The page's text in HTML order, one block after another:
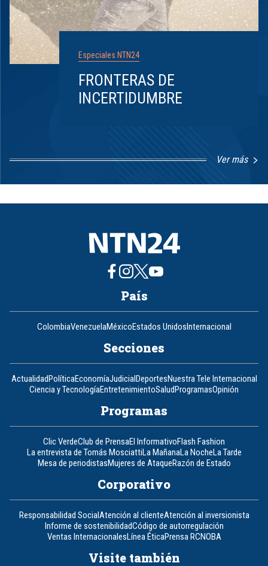
Especiales NTN24
FRONTERAS DE
INCERTIDUMBRE
Ver más
1
8
País
ColombiaVenezuelaMéxicoEstados UnidosInternacional
Secciones
ActualidadPolíticaEconomíaJudicialDeportesNuestra Tele Internacional
Ciencia y TecnologíaEntretenimientoSaludProgramasOpinión
Programas
Clic VerdeClub de PrensaEl InformativoFlash Fashion
La entrevista de Tomás MosciattiLa MañanaLa NocheLa Tarde
Mesa de periodistasMujeres de AtaqueRazón de Estado
Corporativo
Responsabilidad SocialAtención al clienteAtención al inversionista
Informe de sostenibilidadCódigo de autorregulación
Ventas InternacionalesLínea ÉticaPrensa RCNOBA
Visite también